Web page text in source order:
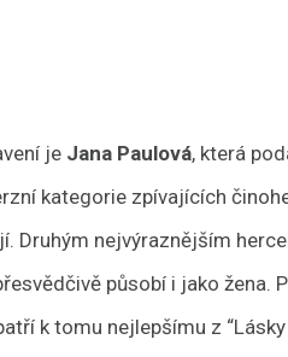
je Jana Paulová, která
kategorie zpívajících
Druhým nejvýraznějším
působí i jako žena.
k tomu nejlepšímu z